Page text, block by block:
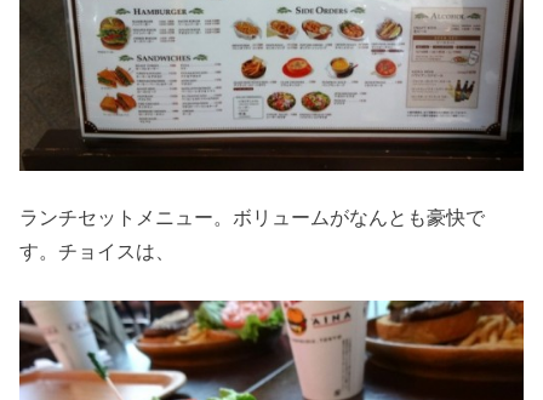
ランチセットメニュー。ボリュームがなんとも豪快で
す。チョイスは、